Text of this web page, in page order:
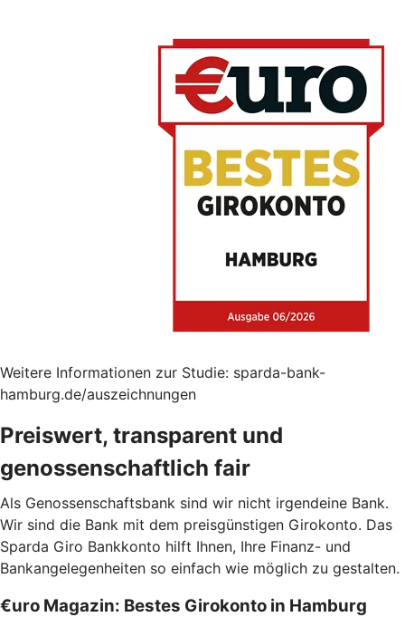
Weitere Informationen zur Studie: sparda-bank-
hamburg.de/auszeichnungen
Preiswert, transparent und
genossenschaftlich fair
Als Genossenschaftsbank sind wir nicht irgendeine Bank.
Wir sind die Bank mit dem preisgünstigen Girokonto. Das
Sparda Giro Bankkonto hilft Ihnen, Ihre Finanz- und
Bankangelegenheiten so einfach wie möglich zu gestalten.
€uro Magazin: Bestes Girokonto in Hamburg